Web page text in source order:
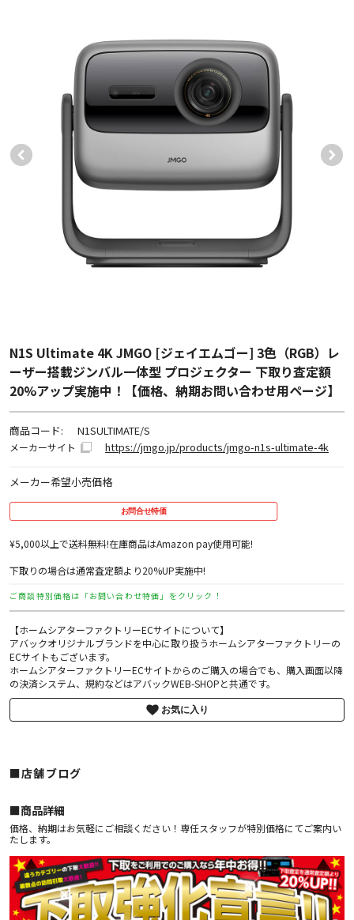
N1S Ultimate 4K JMGO [ジェイエムゴー] 3色（RGB）レ
ーザー搭載ジンバル一体型 プロジェクター 下取り査定額
20%アップ実施中！【価格、納期お問い合わせ用ページ】
商品コード: N1SULTIMATE/S
メーカーサイト https://jmgo.jp/products/jmgo-n1s-ultimate-4k
メーカー希望小売価格
お問合せ特価
¥5,000以上で送料無料!在庫商品はAmazon pay使用可能!
下取りの場合は通常査定額より20%UP実施中!
ご商談特別価格は「お問い合わせ特価」をクリック！
【ホームシアターファクトリーECサイトについて】
アバックオリジナルブランドを中心に取り扱うホームシアターファクトリーの
ECサイトもございます。
ホームシアターファクトリーECサイトからのご購入の場合でも、購入画面以降
の決済システム、規約などはアバックWEB-SHOPと共通です。
お気に入り
■店舗ブログ
■︎商品詳細
価格、納期はお気軽にご相談ください！専任スタッフが特別価格にてご案内い
たします。